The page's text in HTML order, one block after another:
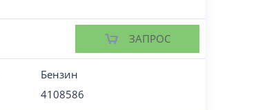
ЗАПРОС
Бензин
4108586